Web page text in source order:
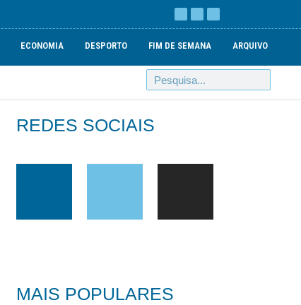
ECONOMIA DESPORTO FIM DE SEMANA ARQUIVO
REDES SOCIAIS
MAIS POPULARES